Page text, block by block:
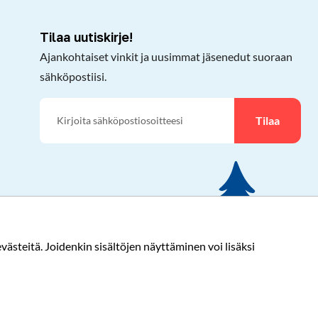
Joidenkin sisältöjen näyttäminen voi lisäksi
Tilaa uutiskirje!
Ajankohtaiset vinkit ja uusimmat jäsenedut suoraan
sähköpostiisi.
Tilaa